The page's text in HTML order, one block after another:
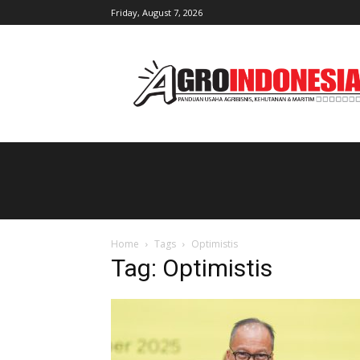
Friday, August 7, 2026
Home Tags Optimistis
Tag: Optimistis